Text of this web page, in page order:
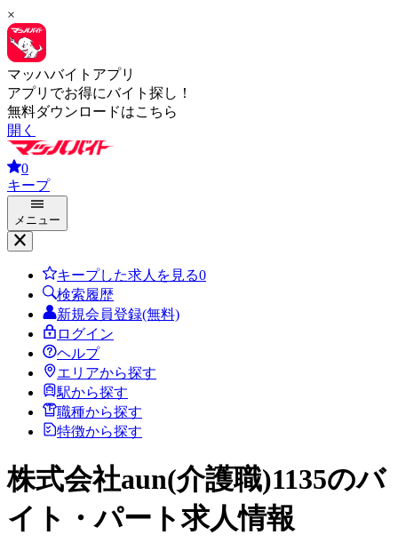
×
マッハバイトアプリ
アプリでお得にバイト探し！
無料ダウンロードはこちら
開く
0
キープ
メニュー
キープした求人を見る0
検索履歴
新規会員登録(無料)
ログイン
ヘルプ
エリアから探す
駅から探す
職種から探す
特徴から探す
株式会社aun(介護職)1135のバ
イト・パート求人情報